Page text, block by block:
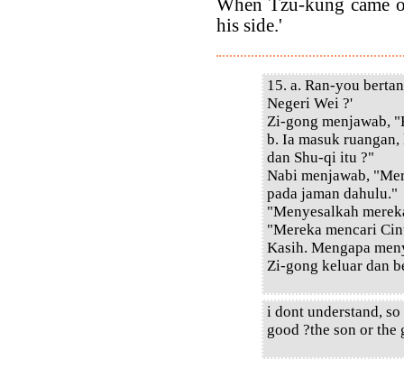
When Tzu-kung came
his side.'
15. a. Ran-you
Negeri Wei ?'
Zi-gong menjawab,
b. Ia masuk
dan Shu-qi itu ?"
Nabi menjawab,
pada jaman dahulu."
"Menyesalkah
"Mereka mencari
Kasih. Mengapa
Zi-gong keluar dan
i dont understand,
good ?the son or the